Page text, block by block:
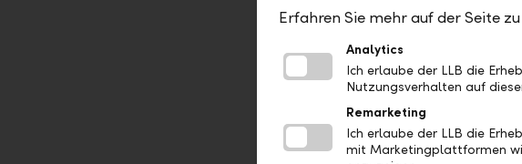
Christian, du bist eher
"Die LLB ist sehr
um den Weg dorthin.
treibt mich an: Ich will
mit meinem Team."
Erfahren Sie mehr auf der Seite
Analytics
Ich erlaube der LLB die
Nutzungsverhalten auf
Remarketing
Ich erlaube der LLB die
mit Marketingplattformen